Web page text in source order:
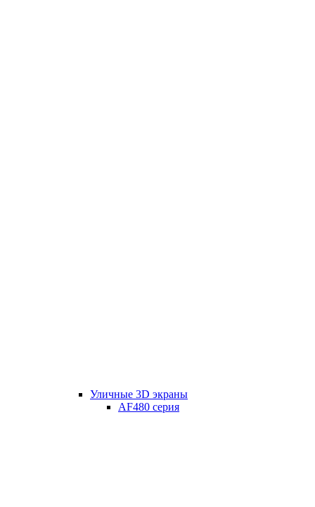
Уличные 3D экраны
AF480 серия